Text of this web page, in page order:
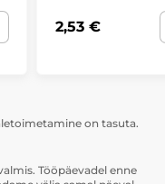
2,53 €
on tasuta.
Tööpäevadel enne